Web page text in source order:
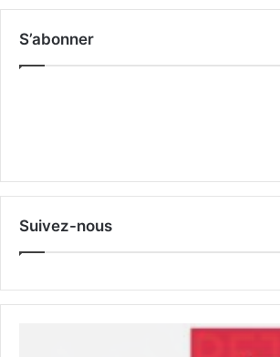
S’abonner
Suivez-nous